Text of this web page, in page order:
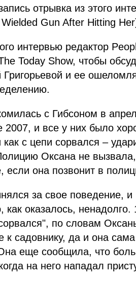
отрывка из этого
Gun After Hitting
интервью редактор
Today Show, чтобы
Григорьевой и ее
с Гибсоном в
2007, и все у них было
как с цепи сорвался –
Оксана не
если она позвонит в
за свое поведение, и
оказалось,
по словам
к садовнику, да и она
еще сообщила, что
на него нападал